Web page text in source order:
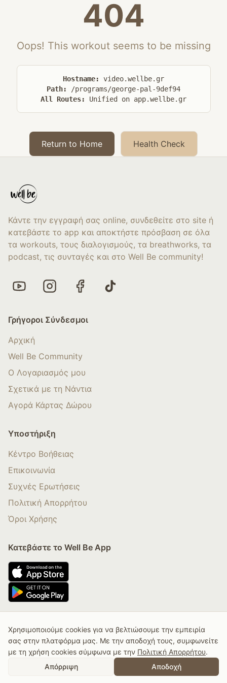
404
Oops! This workout seems to be missing
Hostname:
video.wellbe.gr
Path:
/programs/george-pal-9def94
All Routes:
Unified on app.wellbe.gr
Return to Home Health Check
Κάντε την εγγραφή σας online, συνδεθείτε στο site ή
κατεβάστε το app και αποκτήστε πρόσβαση σε όλα
τα workouts, τους διαλογισμούς, τα breathworks, τα
podcast, τις συνταγές και στο Well Be community!
Γρήγοροι Σύνδεσμοι
Αρχική
Well Be Community
Ο Λογαριασμός μου
Σχετικά με τη Νάντια
Αγορά Κάρτας Δώρου
Υποστήριξη
Κέντρο Βοήθειας
Επικοινωνία
Συχνές Ερωτήσεις
Πολιτική Απορρήτου
Όροι Χρήσης
Κατεβάστε το Well Be App
© 2025 Well Be By Nadia Boule. All rights Reserved.
Αγορά Συνδρομής Αγορά Κάρτας Δώρου
Χρησιμοποιούμε cookies για να βελτιώσουμε την εμπειρία
σας στην πλατφόρμα μας. Με την αποδοχή τους, συμφωνείτε
με τη χρήση cookies σύμφωνα με την Πολιτική Απορρήτου.
Απόρριψη
Αποδοχή